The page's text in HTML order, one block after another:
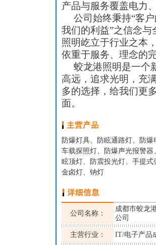
产品与服务覆盖电力
公司始终秉持“客户
我们的利益”之信念与
照明屹立于行业之本
依重于服务、理念的
蛟龙港照明是一个
高远，追求光明，充
多的选择，给我们更
面。
防爆灯具、防眩通路灯、防
车载探照灯、防爆声光报警
眩顶灯、防震投光灯、手提
金卤灯、钠灯
公司名称：
成都市蛟龙
公司
主营行业： IT/电子产品